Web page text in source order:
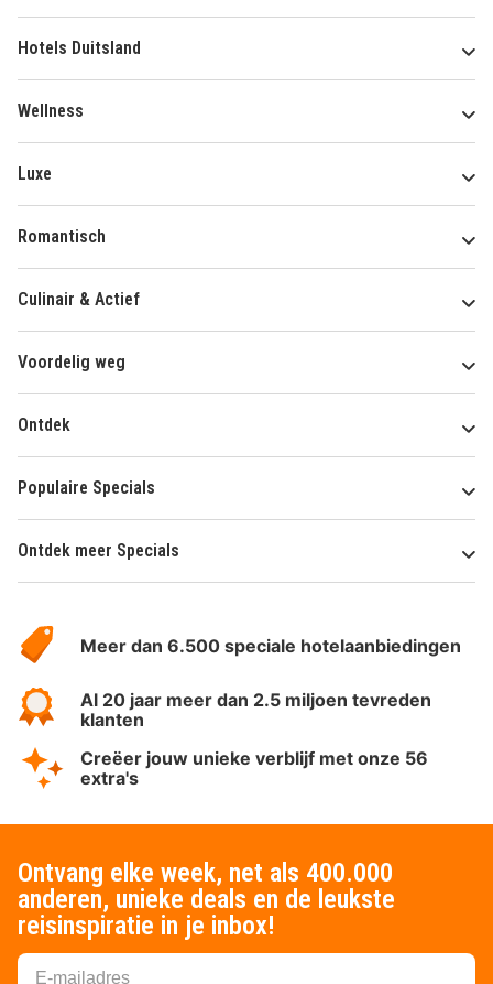
Hotels Duitsland
Wellness
Luxe
Romantisch
Culinair & Actief
Voordelig weg
Ontdek
Populaire Specials
Ontdek meer Specials
HotelSpecials
Meer dan 6.500 speciale hotelaanbiedingen
Al 20 jaar meer dan 2.5 miljoen tevreden
klanten
Creëer jouw unieke verblijf met onze 56
extra's
Ontvang elke week, net als 400.000
anderen, unieke deals en de leukste
reisinspiratie in je inbox!